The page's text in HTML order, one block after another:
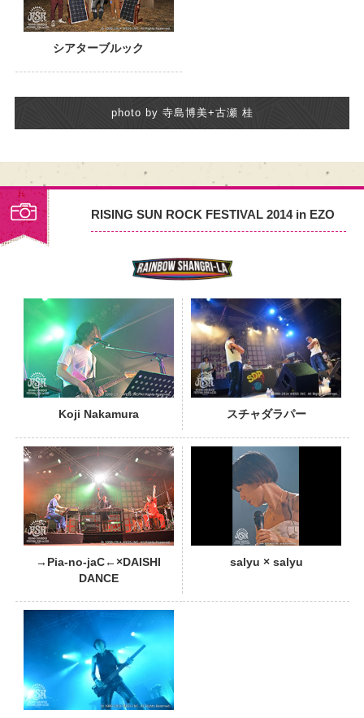
シアターブルック
photo by 寺島博美+古瀬 桂
RISING SUN ROCK FESTIVAL 2014 in EZO
Koji Nakamura スチャダラパー
PHOTO
→Pia-no-jaC←×DAISHI
DANCE
salyu × salyu
PHOTO